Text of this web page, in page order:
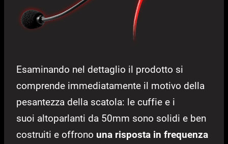
Esaminando nel dettaglio il prodotto si
comprende immediatamente il motivo della
pesantezza della scatola: le cuffie e i
suoi altoparlanti da 50mm sono solidi e ben
costruiti e offrono una risposta in frequenza